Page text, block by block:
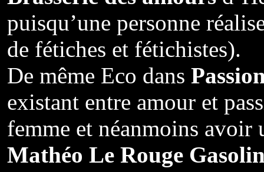
puisqu’une personne
de fétiches et fétichistes).
De même Eco dans
existant entre amour et
femme et néanmoins avoir
Mathéo Le Rouge